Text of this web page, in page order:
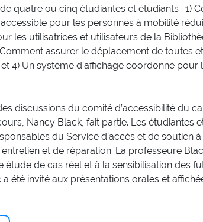
quatre ou cinq étudiantes et étudiants : 1)
pour les personnes à mobilité
les utilisatrices et utilisateurs de la
assurer le déplacement de toutes
4) Un système d’affichage coordonné pour
discussions du comité d’accessibilité du
Nancy Black, fait partie. Les étudiantes
du Service d’accès et de soutien à
et de réparation. La professeure
étude de cas réel et à la sensibilisation des
été invité aux présentations orales et